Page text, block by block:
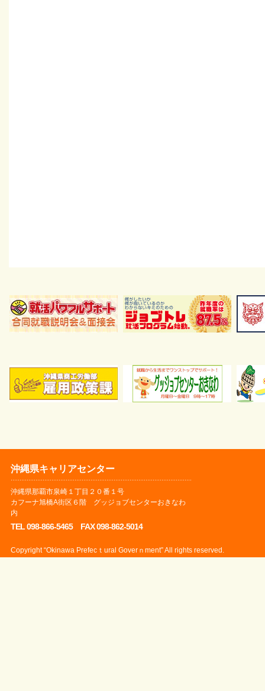
沖縄県キャリアセンター
沖縄県那覇市泉崎１丁目２０番１号
カフーナ旭橋A街区６階 グッジョブセンターおきなわ
内
TEL 098-866-5465 FAX 098-862-5014
Copyright “Okinawa Prefecｔural Goverｎment” All rights reserved.